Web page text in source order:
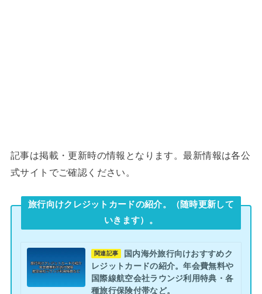
記事は掲載・更新時の情報となります。最新情報は各公
式サイトでご確認ください。
旅行向けクレジットカードの紹介。（随時更新して
いきます）。
関連記事
国内海外旅行向けおすすめク
レジットカードの紹介。年会費無料や
国際線航空会社ラウンジ利用特典・各
種旅行保険付帯など。